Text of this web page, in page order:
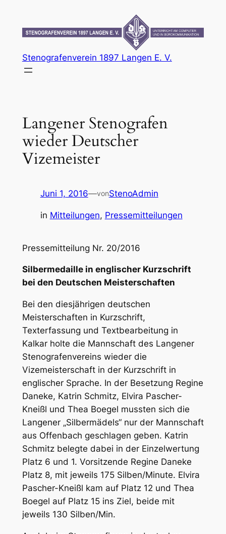
springen
Stenografenverein 1897 Langen E. V.
Langener Stenografen
wieder Deutscher
Vizemeister
Juni 1, 2016—vonStenoAdmin
in Mitteilungen, Pressemitteilungen
Pressemitteilung Nr. 20/2016
Silbermedaille in englischer Kurzschrift
bei den Deutschen Meisterschaften
Bei den diesjährigen deutschen
Meisterschaften in Kurzschrift,
Texterfassung und Textbearbeitung in
Kalkar holte die Mannschaft des Langener
Stenografenvereins wieder die
Vizemeisterschaft in der Kurzschrift in
englischer Sprache. In der Besetzung Regine
Daneke, Katrin Schmitz, Elvira Pascher-
Kneißl und Thea Boegel mussten sich die
Langener „Silbermädels“ nur der Mannschaft
aus Offenbach geschlagen geben. Katrin
Schmitz belegte dabei in der Einzelwertung
Platz 6 und 1. Vorsitzende Regine Daneke
Platz 8, mit jeweils 175 Silben/Minute. Elvira
Pascher-Kneißl kam auf Platz 12 und Thea
Boegel auf Platz 15 ins Ziel, beide mit
jeweils 130 Silben/Min.